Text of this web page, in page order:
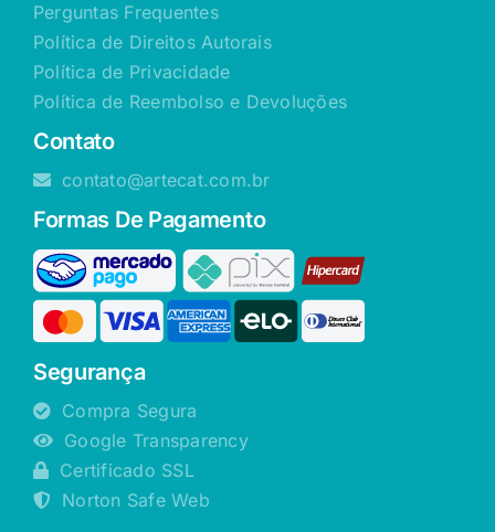
Perguntas Frequentes
Política de Direitos Autorais
Política de Privacidade
Política de Reembolso e Devoluções
Contato
contato@artecat.com.br
Formas De Pagamento
Segurança
Compra Segura
Google Transparency
Certificado SSL
Norton Safe Web